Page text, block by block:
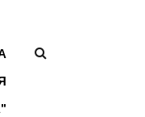
ФОРМА